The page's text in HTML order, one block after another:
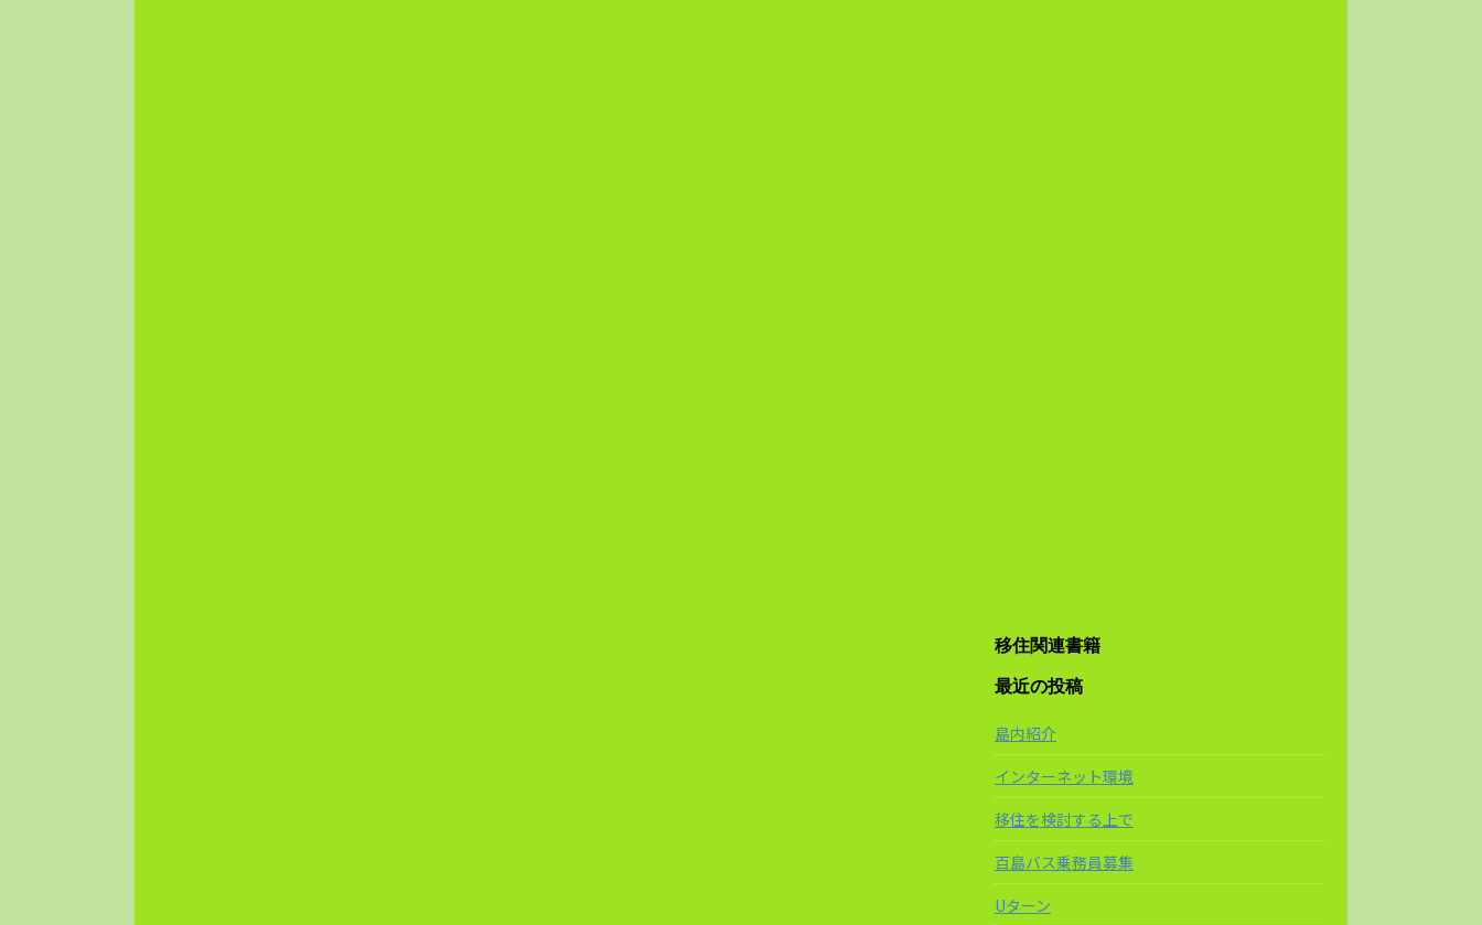
移住関連書籍
最近の投稿
島内紹介
インターネット環境
移住を検討する上で
百島バス乗務員募集
Uターン